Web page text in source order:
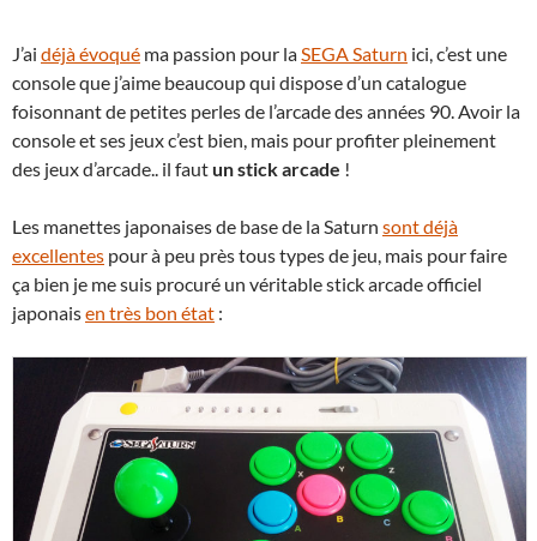
J’ai déjà évoqué ma passion pour laSEGA Saturn ici, c’est une
console que j’aime beaucoup qui dispose d’un catalogue
foisonnant de petites perles de l’arcade des années 90. Avoir la
console et ses jeux c’est bien, mais pour profiter pleinement
des jeux d’arcade.. il fautun stick arcade !
Les manettes japonaises de base de la Saturn sont déjà
excellentes pour à peu près tous types de jeu, mais pour faire
ça bien je me suis procuré un véritable stick arcade officiel
japonaisen très bon état :